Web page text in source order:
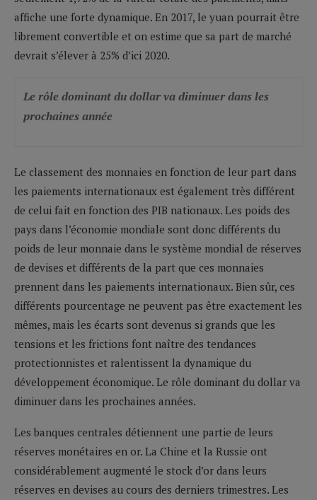
affiche une forte dynamique. En 2017, le yuan pourrait être
librement convertible et on estime que sa part de marché
devrait s’élever à 25% d’ici 2020.
Le rôle dominant du dollar va diminuer dans les
prochaines année
Le classement des monnaies en fonction de leur part dans
les paiements internationaux est également très différent
de celui fait en fonction des PIB nationaux. Les poids des
pays dans l’économie mondiale sont donc différents du
poids de leur monnaie dans le système mondial de réserves
de devises et différents de la part que ces monnaies
prennent dans les paiements internationaux. Bien sûr, ces
différents pourcentage ne peuvent pas être exactement les
mêmes, mais les écarts sont devenus si grands que les
tensions et les frictions font naître des tendances
protectionnistes et ralentissent la dynamique du
développement économique. Le rôle dominant du dollar va
diminuer dans les prochaines années.
Les banques centrales détiennent une partie de leurs
réserves monétaires en or. La Chine et la Russie ont
considérablement augmenté le stock d’or dans leurs
réserves en devises au cours des derniers trimestres. Les